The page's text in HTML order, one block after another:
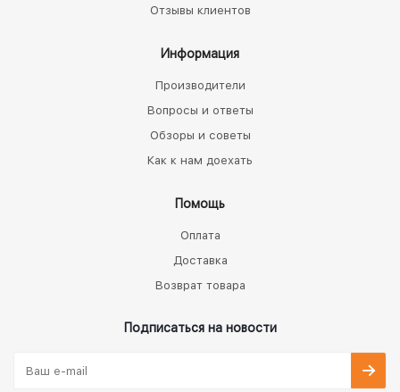
Отзывы клиентов
Информация
Производители
Вопросы и ответы
Обзоры и советы
Как к нам доехать
Помощь
Оплата
Доставка
Возврат товара
Подписаться на новости